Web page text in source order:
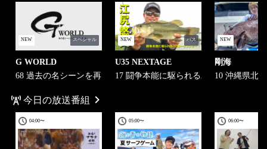
NEW スペシャル
G WORLD
68 過去の名シーンを再び！総集編
NEW バス
U35 NEXTAGE
17 闘争本能に駆られるバストーナメン
NEW
剛海
10 沖縄県北
今日の放送番組
04:00〜 05:00〜 06:00〜